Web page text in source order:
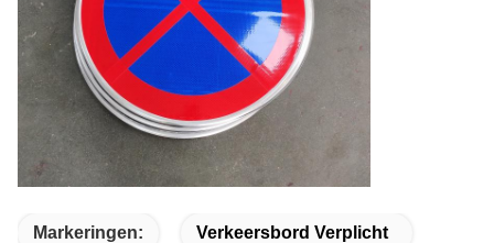
Markeringen: Verkeersbord Verplicht